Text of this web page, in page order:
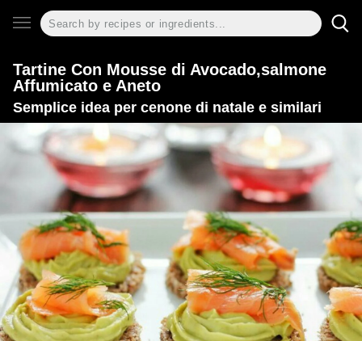
Tartine Con Mousse di Avocado,salmone
Affumicato e Aneto
Semplice idea per cenone di natale e similari